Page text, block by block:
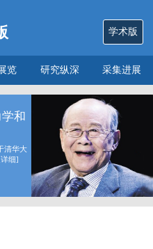
学术版
览 研究纵深 采集进展
和
清华大
详细]